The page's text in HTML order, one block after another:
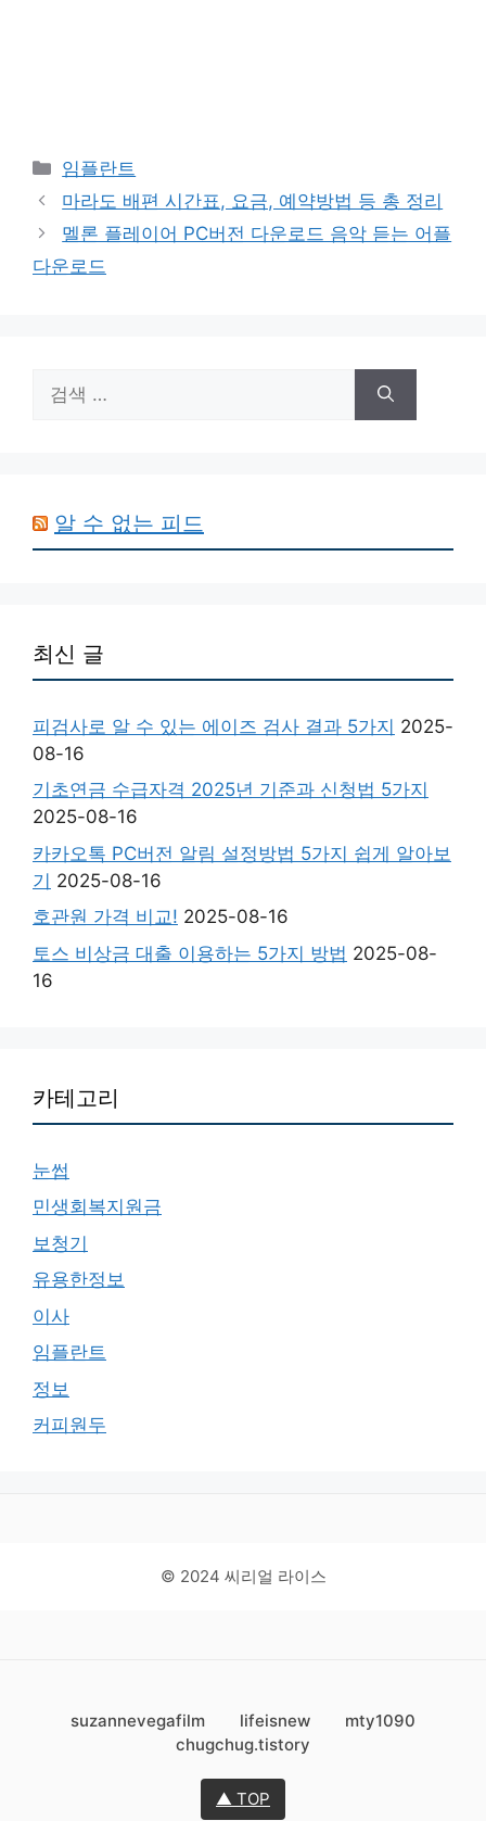
카
테
고
리
임플란트
마라도 배편 시간표, 요금, 예약방법 등 총 정리
멜론 플레이어 PC버전 다운로드 음악 듣는 어플
다운로드
색:
알 수 없는 피드
최신 글
피검사로 알 수 있는 에이즈 검사 결과 5가지 2025-
08-16
기초연금 수급자격 2025년 기준과 신청법 5가지
2025-08-16
카카오톡 PC버전 알림 설정방법 5가지 쉽게 알아보
기 2025-08-16
호관원 가격 비교! 2025-08-16
토스 비상금 대출 이용하는 5가지 방법 2025-08-
16
카테고리
눈썹
민생회복지원금
보청기
유용한정보
이사
임플란트
정보
커피원두
© 2024 씨리얼 라이스
suzannevegafilm lifeisnew
mty1090
chugchug.tistory
▲ TOP